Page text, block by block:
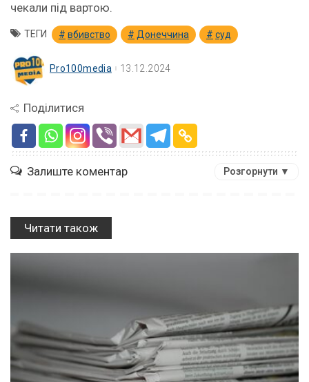
чекали під вартою.
ТЕГИ вбивство Донеччина суд
Pro100media 13.12.2024
Поділитися
Залиште коментар Розгорнути ▼
Читати також